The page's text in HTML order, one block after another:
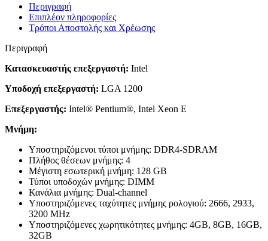
Περιγραφή
Επιπλέον πληροφορίες
Τρόποι Αποστολής και Χρέωσης
Περιγραφή
Κατασκευαστής επεξεργαστή: Intel
Υποδοχή επεξεργαστή: LGA 1200
Επεξεργαστής: Intel® Pentium®, Intel Xeon E
Μνήμη:
Υποστηριζόμενοι τύποι μνήμης: DDR4-SDRAM
Πλήθος θέσεων μνήμης: 4
Μέγιστη εσωτερική μνήμη: 128 GB
Τύποι υποδοχών μνήμης: DIMM
Κανάλια μνήμης: Dual-channel
Υποστηριζόμενες ταχύτητες μνήμης ρολογιού: 2666, 2933,
3200 MHz
Υποστηριζόμενες χωρητικότητες μνήμης: 4GB, 8GB, 16GB,
32GB